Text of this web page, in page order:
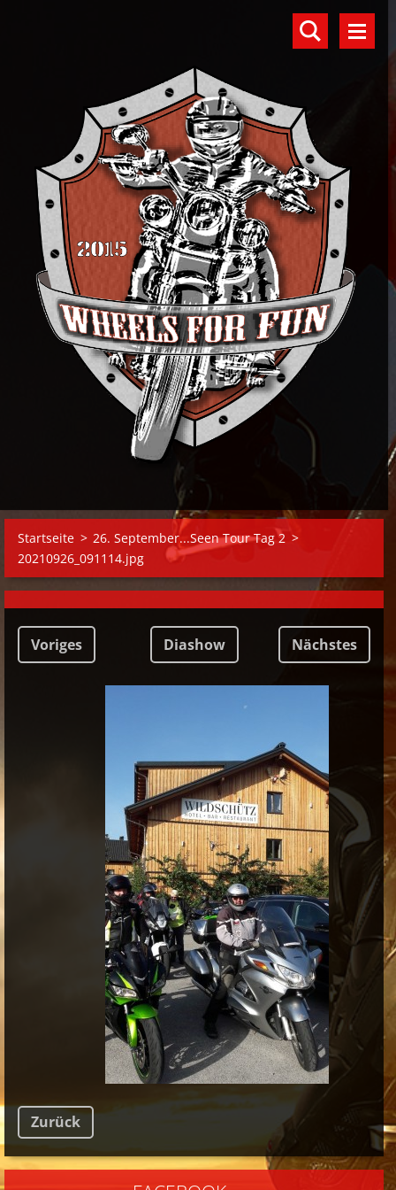
Startseite > 26. September...Seen Tour Tag 2 >
20210926_091114.jpg
Voriges Diashow Nächstes
Zurück